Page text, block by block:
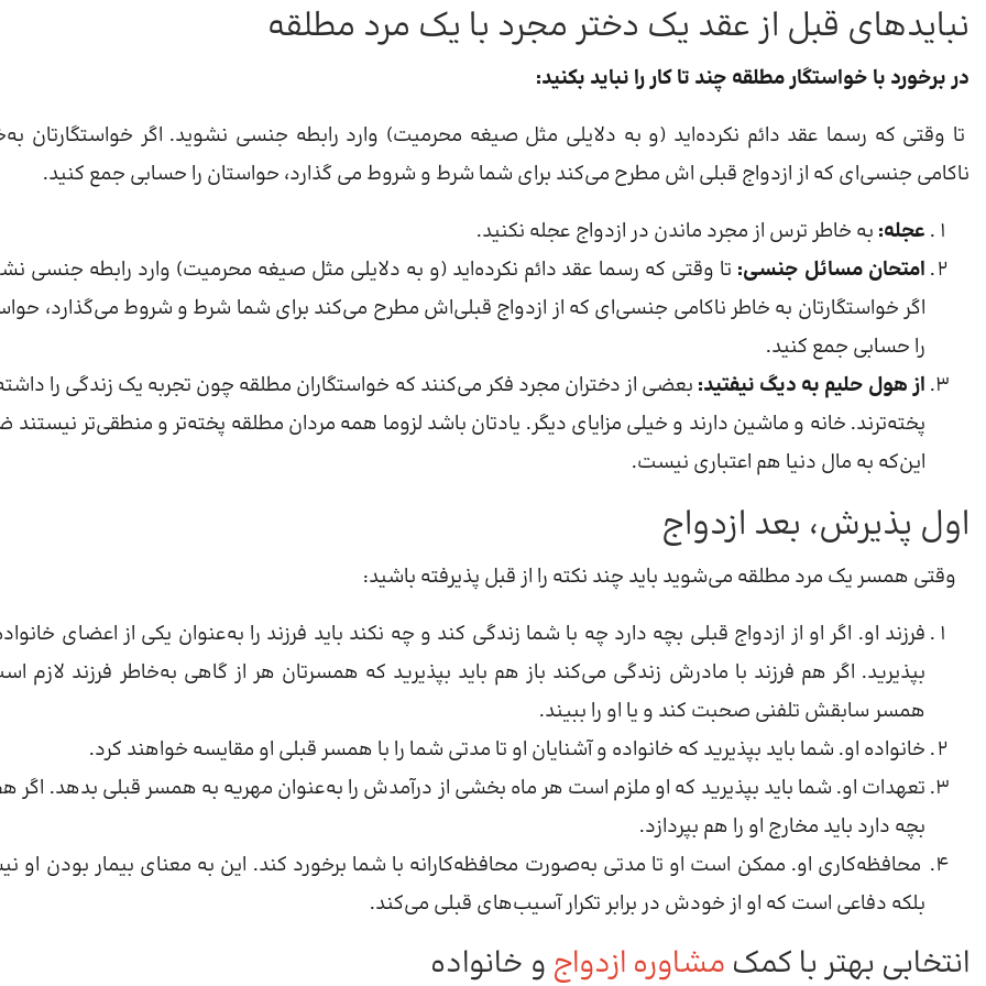
نبایدهای قبل از عقد یک دختر مجرد با یک مرد مطلقه
در برخورد با خواستگار مطلقه چند تا کار را نباید بکنید:
تا وقتی که رسما عقد دائم نکرده‌اید (و به دلایلی مثل صیغه محرمیت) وارد رابطه جنسی نشوید. اگر خواستگارتان
ناکامی جنسی‌ای که از ازدواج قبلی اش مطرح می‌کند برای شما شرط و شروط می گذارد، حواستان را حسابی جمع کنید​.
عجله: به خاطر ترس از مجرد ماندن در ازدواج عجله نکنید.
امتحان مسائل جنسی: تا وقتی که رسما عقد دائم نکرده‌اید (و به دلایلی مثل صیغه محرمیت) وارد رابطه جنسی
اگر خواستگارتان به خاطر ناکامی جنسی‌ای که از ازدواج قبلی‌اش مطرح می‌کند برای شما شرط و شروط می‌گذارد،
را حسابی جمع کنید.
از هول حلیم به دیگ نیفتید: بعضی از دختران مجرد فکر می‌کنند که خواستگاران مطلقه چون تجربه یک زندگی را
پخته‌ترند. خانه و ماشین دارند و خیلی مزایای دیگر. یادتان باشد لزوما همه مردان مطلقه پخته‌تر و منطقی‌تر
این‌که به مال دنیا هم اعتباری نیست.​
اول پذیرش، بعد ازدواج
وقتی همسر یک مرد مطلقه می‌شوید باید چند نکته را از قبل پذیرفته باشید:
فرزند او. اگر او از ازدواج قبلی بچه دارد چه با شما زندگی کند و چه نکند باید فرزند را به‌عنوان یکی از اعضای
بپذیرید. اگر هم فرزند با مادرش زندگی می‌کند باز هم باید بپذیرید که همسرتان هر از گاهی به‌خاطر فرزند لازم
همسر سابقش تلفنی صحبت کند و یا او را ببیند.
خانواده او. شما باید بپذیرید که خانواده و آشنایان او تا مدتی شما را با همسر قبلی او مقایسه خواهند کرد.
تعهدات او. شما باید بپذیرید که او ملزم است هر ماه بخشی از درآمدش را به‌عنوان مهریه به همسر قبلی بدهد. اگر
بچه دارد باید مخارج او را هم بپردازد.
محافظه‌کاری او. ممکن است او تا مدتی به‌صورت محافظه‌کارانه با شما برخورد کند. این به معنای بیمار بودن او
بلکه دفاعی است که او از خودش در برابر تکرار آسیب‌های قبلی می‌کند.
انتخابی بهتر با کمک مشاوره ازدواج و خانواده